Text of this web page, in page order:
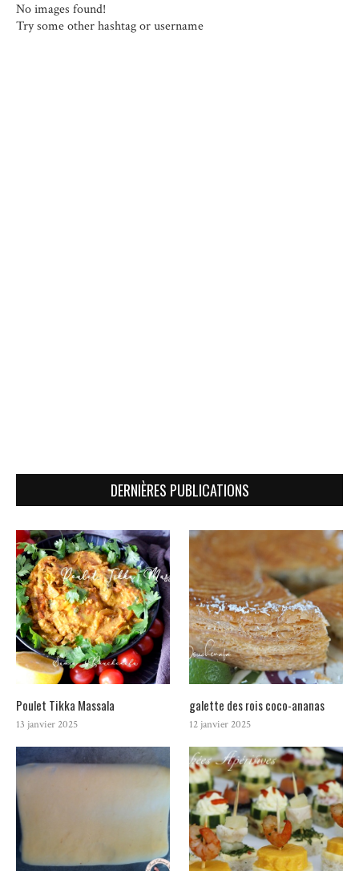
No images found!
Try some other hashtag or username
DERNIÈRES PUBLICATIONS
Poulet Tikka Massala
13 janvier 2025
galette des rois coco-ananas
12 janvier 2025